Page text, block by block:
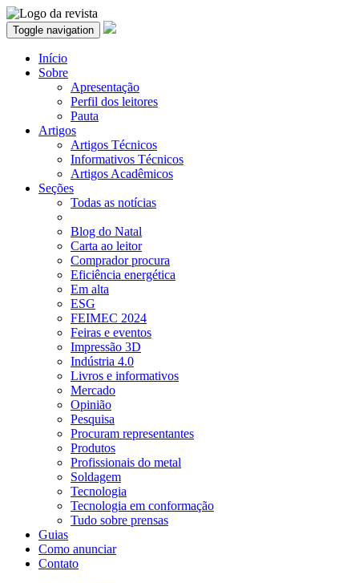
Toggle navigation
Início
Sobre
Apresentação
Perfil dos leitores
Pauta
Artigos
Artigos Técnicos
Informativos Técnicos
Artigos Acadêmicos
Seções
Todas as notícias
Blog do Natal
Carta ao leitor
Comprador procura
Eficiência energética
Em alta
ESG
FEIMEC 2024
Feiras e eventos
Impressão 3D
Indústria 4.0
Livros e informativos
Mercado
Opinião
Pesquisa
Procuram representantes
Produtos
Profissionais do metal
Soldagem
Tecnologia
Tecnologia em conformação
Tudo sobre prensas
Guias
Como anunciar
Contato